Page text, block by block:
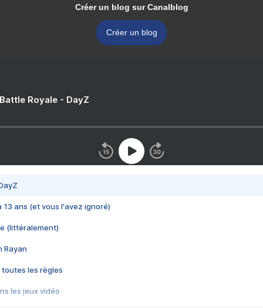
Créer un blog sur Canalblog
Créer un blog
Royale - DayZ
13 ans (et vous l'avez ignoré)
(littéralement)
Rayan
toutes les règles
les jeux vidéo